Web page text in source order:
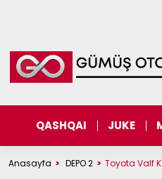
QASHQAI JUKE
Anasayfa DEPO 2 Toyota Valf